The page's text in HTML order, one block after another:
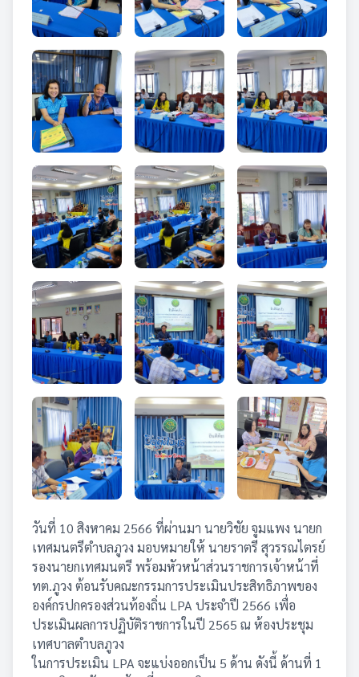
วันที่ 10 สิงหาคม 2566 ที่ผ่านมา นายวิชัย จูมแพง นายก
เทศมนตรีตำบลภูวง มอบหมายให้ นายราตรี สุวรรณไตรย์
รองนายกเทศมนตรี พร้อมหัวหน้าส่วนราชการเจ้าหน้าที่
ทต.ภูวง ต้อนรับคณะกรรมการประเมินประสิทธิภาพของ
องค์กรปกครองส่วนท้องถิ่น LPA ประจำปี 2566 เพื่อ
ประเมินผลการปฏิบัติราชการในปี 2565 ณ ห้องประชุม
เทศบาลตำบลภูวง
ในการประเมิน LPA จะแบ่งออกเป็น 5 ด้าน ดังนี้ ด้านที่ 1